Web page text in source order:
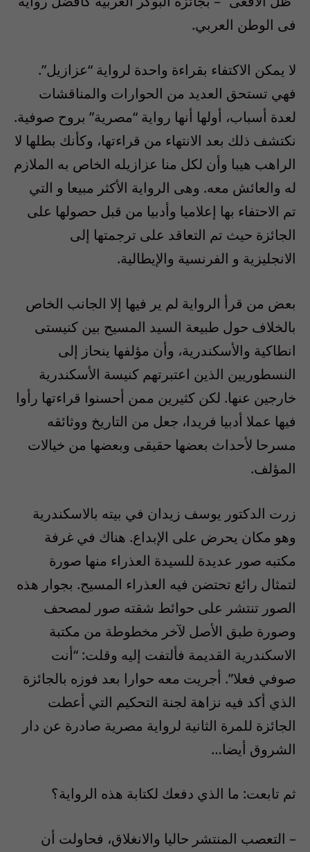
فى الوطن العربي.
لا يمكن الاكتفاء بقراءة واحدة لرواية “عزازيل”.
فهي تستحق العديد من الحوارات والمناقشات
لعدة أسباب، أولها أنها رواية “مصرية” بروح صوفية.
نكتشف ذلك بعد الانتهاء من قراءتها، وكأنك بطلها لا
الراهب هيبا وأن لكل منا عزازيله الخاص به الملازم
له والعائش معه. وهى الرواية الأكثر مبيعا و التي
تم الاحتفاء بها إعلاميا وأدبيا من قبل حصولها على
الجائزة حيث تم التعاقد على ترجمتها إلى
الانجليزية و الفرنسية والإيطالية.
بعض من قرأ الرواية لم ير فيها إلا الجانب الخاص
بالخلاف حول طبيعة السيد المسيح بين كنيستى
انطاكية والأسكندرية، وأن مؤلفها ينحاز إلى
النسطوريين الذين اعتبرتهم كنيسة الأسكندرية
خارجين عنها. لكن كثيرين ممن أحسنوا قراءتها رأوا
فيها عملا أدبيا فريدا، جعل من التاريخ ووثائقه
مسرحا لأحداث بعضها حقيقى وبعضها من خيالات
المؤلف.
زرت الدكتور يوسف زيدان في بيته بالاسكندرية
وهو مكان يحرض على الإبداع. هناك في غرفة
مكتبه صور عديدة للسيدة العذراء منها صورة
لتمثال رائع تحتضن فيه العذراء المسيح. بجوار هذه
الصور تنتشر على حوائط شقته صور لمصحف
وصورة طبق الأصل لآخر مخطوطة من مكتبة
الاسكندرية القديمة فألتفت إليه وقلت: “أنت
صوفي فعلا”. أجريت معه حوارا بعد فوزه بالجائزة
الذي أكد فيه نزاهة لجنة التحكيم التي أعطت
الجائزة للمرة الثانية لرواية مصرية صادرة عن دار
الشروق أيضا…
ثم تابعت: ما الذي دفعك لكتابة هذه الرواية؟
– التعصب المنتشر حاليا والانغلاق، فحاولت أن